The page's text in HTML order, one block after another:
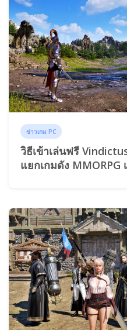
ข่าวเกม PC
วิธีเข้าเล่นฟรี
แยกเกมดัง MMORPG